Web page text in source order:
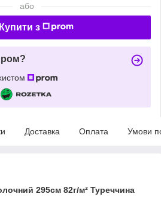
або
Купити з
Доставка Оплата Умови
295см 82г/м² Туреччина